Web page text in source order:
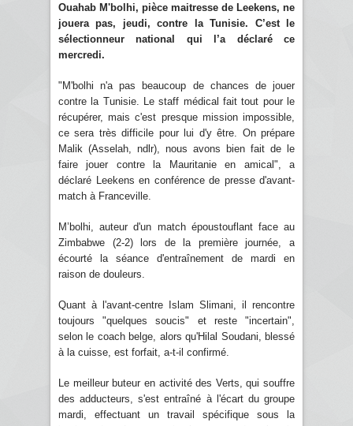
Ouahab M'bolhi, pièce maitresse de Leekens, ne
jouera pas, jeudi, contre la Tunisie. C’est le
sélectionneur national qui l’a déclaré ce
mercredi.
"M'bolhi n'a pas beaucoup de chances de jouer
contre la Tunisie. Le staff médical fait tout pour le
récupérer, mais c'est presque mission impossible,
ce sera très difficile pour lui d'y être. On prépare
Malik (Asselah, ndlr), nous avons bien fait de le
faire jouer contre la Mauritanie en amical", a
déclaré Leekens en conférence de presse d'avant-
match à Franceville.
M’bolhi, auteur d'un match époustouflant face au
Zimbabwe (2-2) lors de la première journée, a
écourté la séance d'entraînement de mardi en
raison de douleurs.
Quant à l'avant-centre Islam Slimani, il rencontre
toujours "quelques soucis" et reste "incertain",
selon le coach belge, alors qu'Hilal Soudani, blessé
à la cuisse, est forfait, a-t-il confirmé.
Le meilleur buteur en activité des Verts, qui souffre
des adducteurs, s'est entraîné à l'écart du groupe
mardi, effectuant un travail spécifique sous la